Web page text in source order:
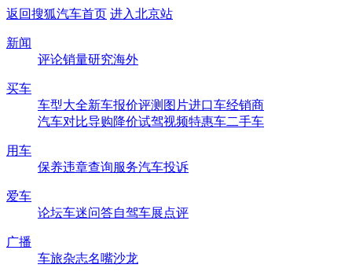
返回搜狐汽车首页 进入北京站
新闻
评论销量研究海外
买车
车型大全新车报价评测 图片进口车经销商
汽车对比导购降价试驾视频特惠车二手车
用车
保养违章查询服务汽车投诉
爱车
论坛车迷问答自驾车展点评
广播
车旅杂志名嘴沙龙